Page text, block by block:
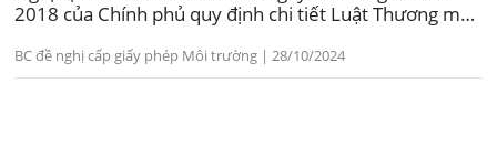
2018 của Chính phủ quy định chi tiết Luật Thương mại
BC đề nghị cấp giấy phép Môi trường | 28/10/2024